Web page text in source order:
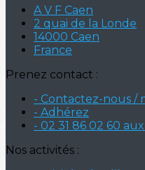
A V F Caen
2 quai de la Londe
14000 Caen
France
Prenez contact :
- Contactez-nous /
- Adhérez
- 02 31 86 02 60
Nos activités :